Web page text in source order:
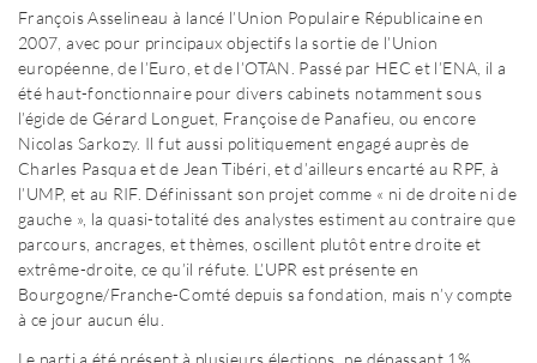
François Asselineau à lancé l’Union Populaire Républicaine en
2007, avec pour principaux objectifs la sortie de l’Union
européenne, de l’Euro, et de l’OTAN. Passé par HEC et l’ENA, il a
été haut-fonctionnaire pour divers cabinets notamment sous
l’égide de Gérard Longuet, Françoise de Panafieu, ou encore
Nicolas Sarkozy. Il fut aussi politiquement engagé auprès de
Charles Pasqua et de Jean Tibéri, et d’ailleurs encarté au RPF, à
l’UMP, et au RIF. Définissant son projet comme « ni de droite ni de
gauche », la quasi-totalité des analystes estiment au contraire que
parcours, ancrages, et thèmes, oscillent plutôt entre droite et
extrême-droite, ce qu’il réfute. L’UPR est présente en
Bourgogne/Franche-Comté depuis sa fondation, mais n’y compte
à ce jour aucun élu.
Le parti a été présent à plusieurs élections, ne dépassant 1%